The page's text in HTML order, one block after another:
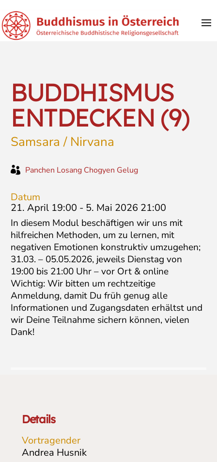
BUDDHISMUS
ENTDECKEN (9)
Samsara / Nirvana
 Panchen Losang Chogyen Gelug
Datum
21. April 19:00 - 5. Mai 2026 21:00
In diesem Modul beschäftigen wir uns mit
hilfreichen Methoden, um zu lernen, mit
negativen Emotionen konstruktiv umzugehen;
31.03. – 05.05.2026, jeweils Dienstag von
19:00 bis 21:00 Uhr – vor Ort & online
Wichtig: Wir bitten um rechtzeitige
Anmeldung, damit Du früh genug alle
Informationen und Zugangsdaten erhältst und
wir Deine Teilnahme sichern können, vielen
Dank!
Details
Vortragender
Andrea Husnik